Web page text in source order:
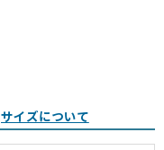
サイズについて